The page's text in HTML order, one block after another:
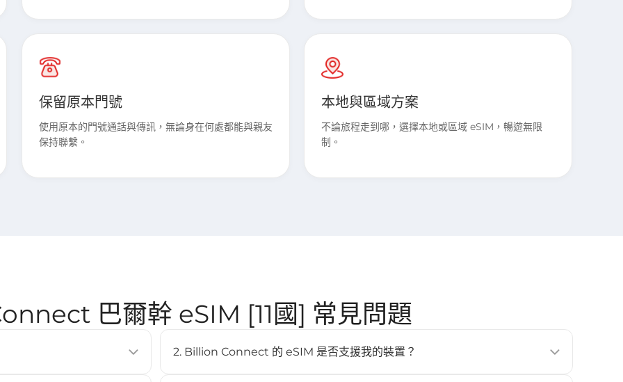
保留原本門號
使用原本的門號通話與傳訊，無論身在何處都能與親友
保持聯繫。
本地與區域方案
不論旅程走到哪，選擇本地或區域 eSIM，暢遊無限
制。
巴爾幹 eSIM [11國] 常見問題
2. Billion Connect 的 eSIM 是否支援我的裝置？